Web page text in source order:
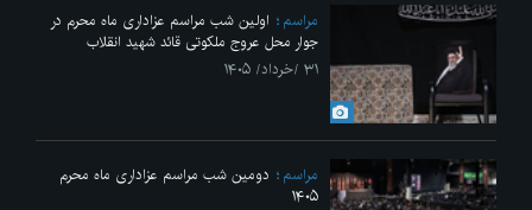
مراسم
اولین شب مراسم عزاداری ماه محرم در
جوار محل عروج ملکوتی قائد شهید انقلاب
۳۱ /خرداد/ ۱۴۰۵
مراسم
دومین شب مراسم عزاداری ماه محرم
۱۴۰۵